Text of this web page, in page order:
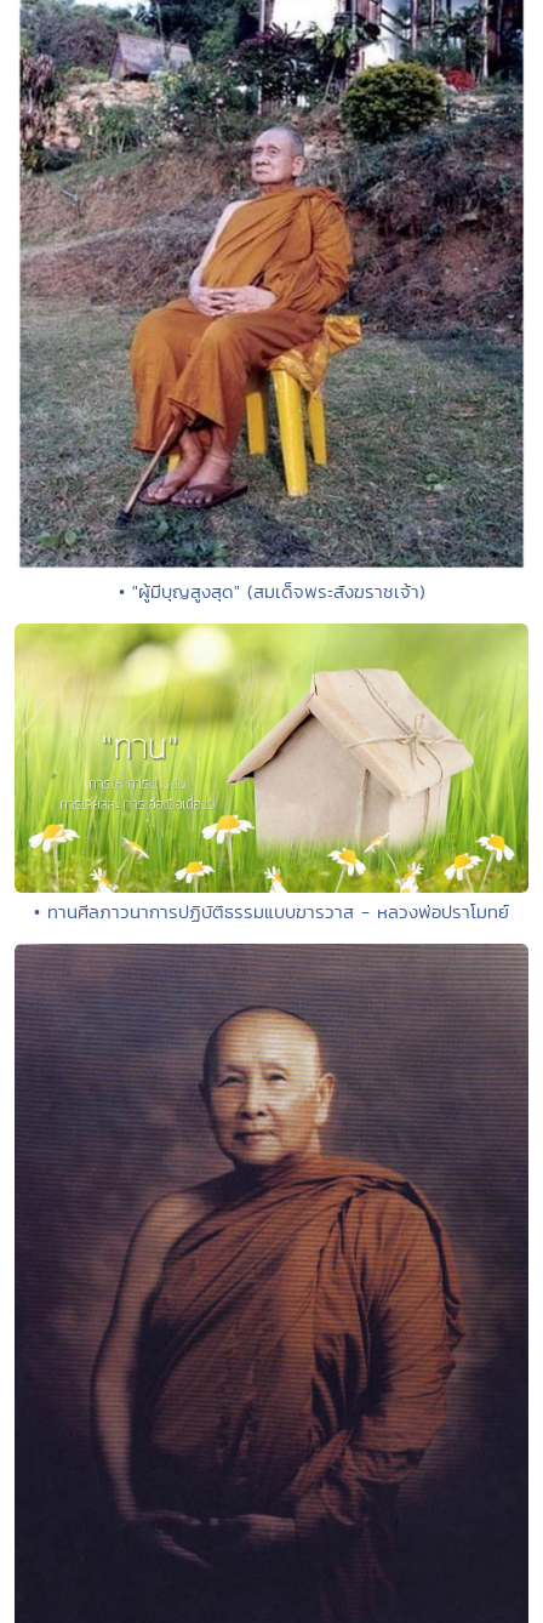
• "ผู้มีบุญสูงสุด" (สมเด็จพระสังฆราชเจ้า)
• ทานศีลภาวนาการปฏิบัติธรรมแบบฆารวาส - หลวงพ่อปราโมทย์